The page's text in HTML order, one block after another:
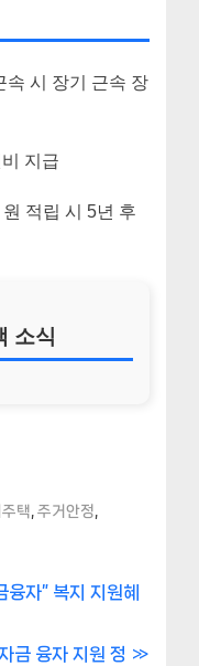
속 시 장기 근속 장
지급
적립 시 5년 후
소식
택 ,주거안정
자” 복지 지원혜
금 융자 지원 정